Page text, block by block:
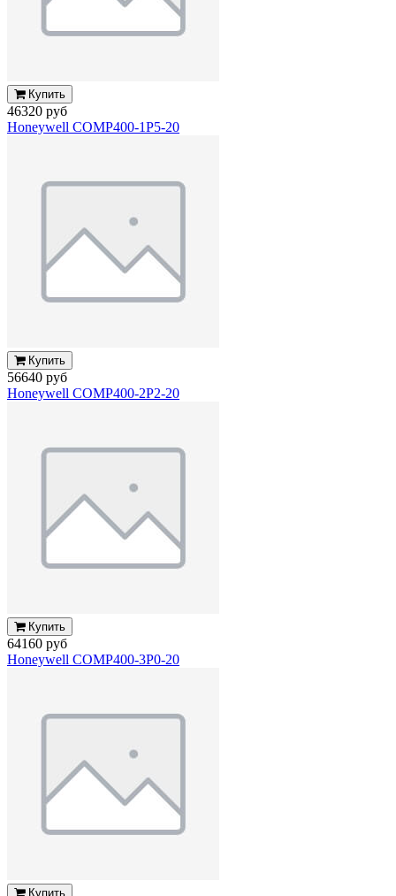
Купить
46320 руб
Honeywell COMP400-1P5-20
Купить
56640 руб
Honeywell COMP400-2P2-20
Купить
64160 руб
Honeywell COMP400-3P0-20
Купить